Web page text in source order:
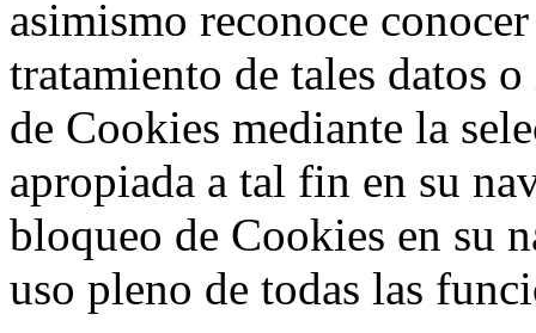
asimismo reconoce
tratamiento de tales datos
de Cookies mediante la
apropiada a tal fin en su
bloqueo de Cookies en su
uso pleno de todas las